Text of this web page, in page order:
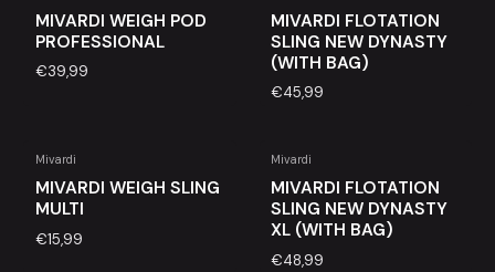
MIVARDI WEIGH POD
PROFESSIONAL
€39,99
MIVARDI FLOTATION
SLING NEW DYNASTY
(WITH BAG)
€45,99
Mivardi
MIVARDI WEIGH SLING
MULTI
€15,99
Mivardi
MIVARDI FLOTATION
SLING NEW DYNASTY
XL (WITH BAG)
€48,99